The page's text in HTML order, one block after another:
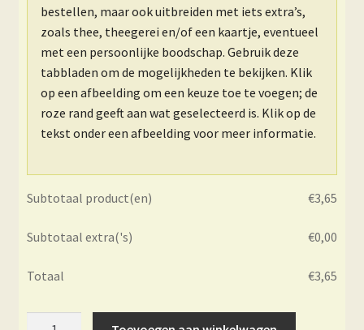
bestellen, maar ook uitbreiden met iets extra’s,
zoals thee, theegerei en/of een kaartje, eventueel
met een persoonlijke boodschap. Gebruik deze
tabbladen om de mogelijkheden te bekijken. Klik
op een afbeelding om een keuze toe te voegen; de
roze rand geeft aan wat geselecteerd is. Klik op de
tekst onder een afbeelding voor meer informatie.
Subtotaal product(en) €3,65
Subtotaal extra('s) €0,00
Totaal €3,65